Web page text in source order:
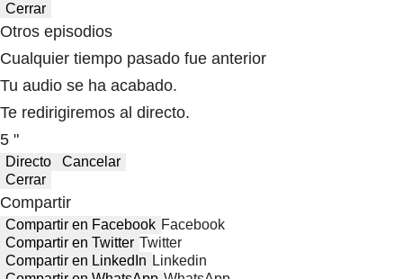
Cerrar
Otros episodios
Cualquier tiempo pasado fue anterior
Tu audio se ha acabado.
Te redirigiremos al directo.
5 "
Directo
Cancelar
Cerrar
Compartir
Compartir en Facebook Facebook
Compartir en Twitter Twitter
Compartir en LinkedIn Linkedin